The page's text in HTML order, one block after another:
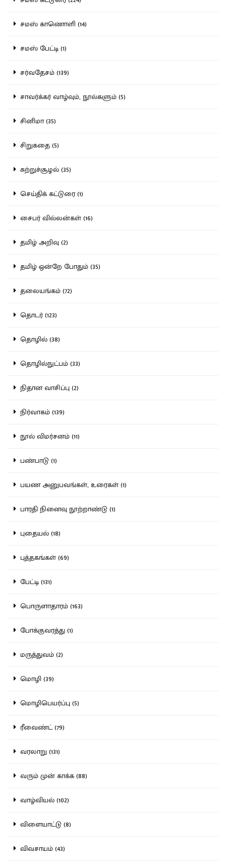
சமஸ் காணொளி (14)
சமஸ் பேட்டி (1)
சர்வதேசம் (139)
சாவர்க்கர் வாழ்வும், நூல்களும் (5)
சினிமா (35)
சிறுகதை (5)
சுற்றுச்சூழல் (35)
செய்திக் கட்டுரை (1)
சைபர் வில்லன்கள் (16)
தமிழ் அறிவு (2)
தமிழ் ஒன்றே போதும் (35)
தலையங்கம் (72)
தொடர் (123)
தொழில் (38)
தொழில்நுட்பம் (33)
நிதான வாசிப்பு (2)
நிர்வாகம் (139)
நூல் விமர்சனம் (11)
பண்பாடு (1)
பயண அனுபவங்கள், உரைகள் (1)
பாரதி நினைவு நூற்றாண்டு (1)
புதையல் (18)
புத்தகங்கள் (69)
பேட்டி (131)
பொருளாதாரம் (163)
போக்குவரத்து (1)
மருத்துவம் (2)
மொழி (39)
மொழிபெயர்ப்பு (5)
ரீவைண்ட் (79)
வரலாறு (131)
வரும் முன் காக்க (88)
வாழ்வியல் (102)
விளையாட்டு (8)
விவசாயம் (43)